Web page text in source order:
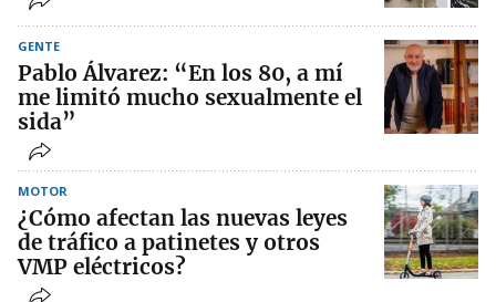
GENTE
Pablo Álvarez: “En los 80, a mí
me limitó mucho sexualmente el
sida”
MOTOR
¿Cómo afectan las nuevas leyes
de tráfico a patinetes y otros
VMP eléctricos?